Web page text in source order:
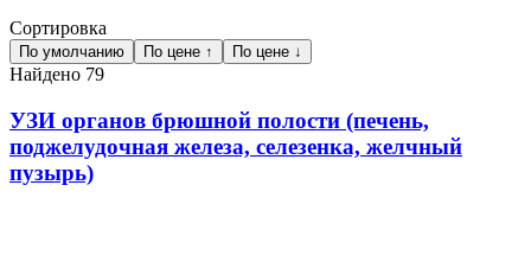
Сортировка
По умолчанию По цене ↑ По цене ↓
Найдено 79
УЗИ органов брюшной полости (печень,
поджелудочная железа, селезенка, желчный
пузырь)